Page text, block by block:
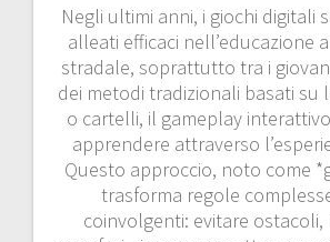
Negli ultimi anni, i giochi digitali
alleati efficaci nell’educazione
stradale, soprattutto tra i
dei metodi tradizionali basati su
o cartelli, il gameplay
apprendere attraverso
Questo approccio, noto come
trasforma regole
coinvolgenti: evitare ostacoli,